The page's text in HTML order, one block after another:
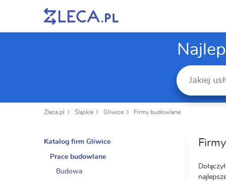
Zleca.pl Śląskie Gliwice Firmy budowlane
Katalog firm Gliwice
Prace budowlane
Budowa